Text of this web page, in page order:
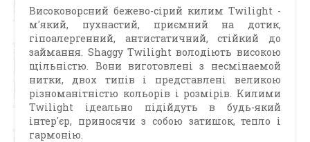
Високоворсний бежево-сірий килим Twilight -
м'який, пухнастий, приємний на дотик,
гіпоалергенний, антистатичний, стійкий до
займання. Shaggy Twilight володіють високою
щільністю. Вони виготовлені з несмінаемой
нитки, двох типів і представлені великою
різноманітністю кольорів і розмірів. Килими
Twilight ідеально підійдуть в будь-який
інтер'єр, приносячи з собою затишок, тепло і
гармонію.